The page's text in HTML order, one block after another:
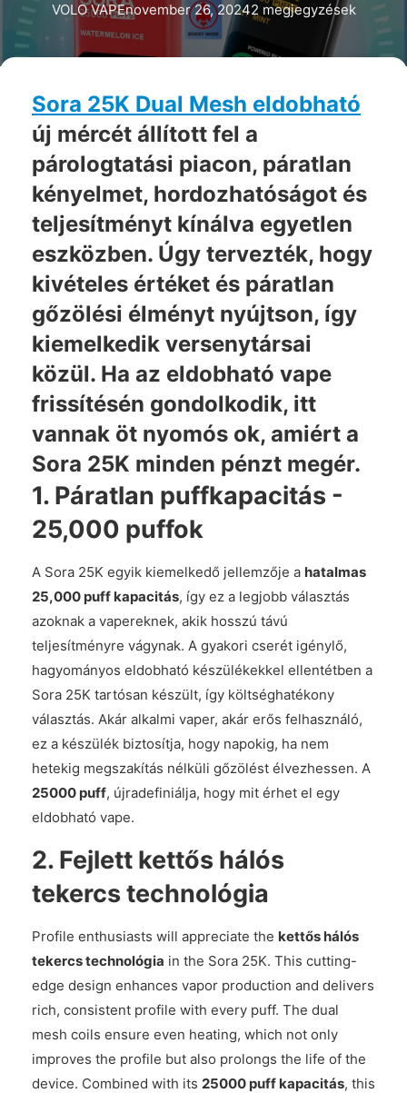
VOLO VAPEnovember 26, 20242 megjegyzések
Sora 25K Dual Mesh eldobható
új mércét állított fel a
párologtatási piacon, páratlan
kényelmet, hordozhatóságot és
teljesítményt kínálva egyetlen
eszközben. Úgy tervezték, hogy
kivételes értéket és páratlan
gőzölési élményt nyújtson, így
kiemelkedik versenytársai
közül. Ha az eldobható vape
frissítésén gondolkodik, itt
vannak öt nyomós ok, amiért a
Sora 25K minden pénzt megér.
1. Páratlan puffkapacitás -
25,000 puffok
A Sora 25K egyik kiemelkedő jellemzője a hatalmas
25,000 puff kapacitás, így ez a legjobb választás
azoknak a vapereknek, akik hosszú távú
teljesítményre vágynak. A gyakori cserét igénylő,
hagyományos eldobható készülékekkel ellentétben a
Sora 25K tartósan készült, így költséghatékony
választás. Akár alkalmi vaper, akár erős felhasználó,
ez a készülék biztosítja, hogy napokig, ha nem
hetekig megszakítás nélküli gőzölést élvezhessen. A
25000 puff, újradefiniálja, hogy mit érhet el egy
eldobható vape.
2. Fejlett kettős hálós
tekercs technológia
Profile enthusiasts will appreciate the kettős hálós
tekercs technológia in the Sora 25K. This cutting-
edge design enhances vapor production and delivers
rich, consistent profile with every puff. The dual
mesh coils ensure even heating, which not only
improves the profile but also prolongs the life of the
device. Combined with its 25000 puff kapacitás, this